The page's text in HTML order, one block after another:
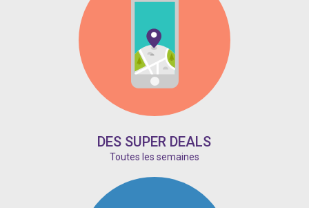
DES SUPER DEALS
Toutes les semaines